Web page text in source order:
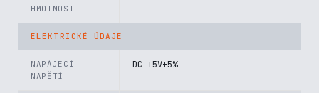
HMOTNOST
ELEKTRICKÉ ÚDAJE
NAPÁJECÍ
NAPĚTÍ
DC +5V±5%